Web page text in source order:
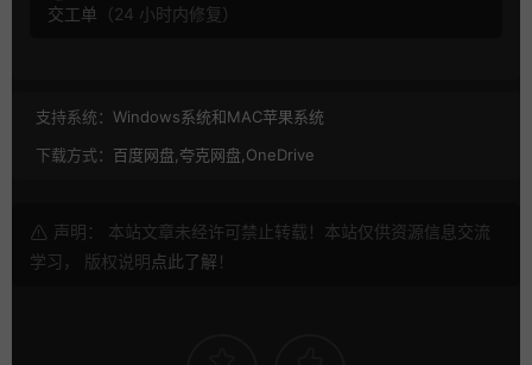
交工单 （24 小时内修复）
支持系统： Windows系统和MAC苹果系统
下载方式： 百度网盘,夸克网盘,OneDrive
声明： 本站文章未经许可禁止转载！本站仅供资源信息交流
学习， 版权说明点此了解 ！